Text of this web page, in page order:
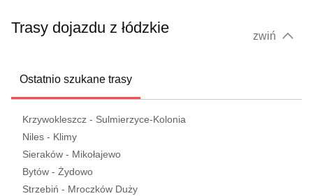
Trasy dojazdu z łódzkie zwiń
Ostatnio szukane trasy
Krzywokleszcz - Sulmierzyce-Kolonia
Niles - Klimy
Sieraków - Mikołajewo
Bytów - Żydowo
Strzebiń - Mroczków Duży